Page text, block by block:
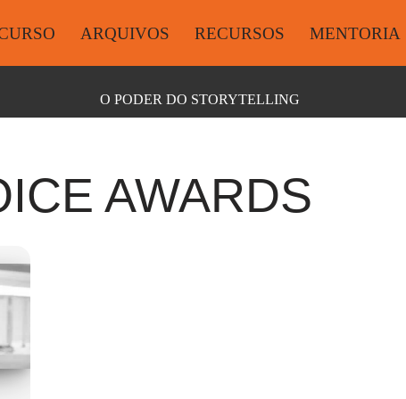
ARQUIVOS RECURSOS MENTORIA
O PODER DO STORYTELLING
AWARDS